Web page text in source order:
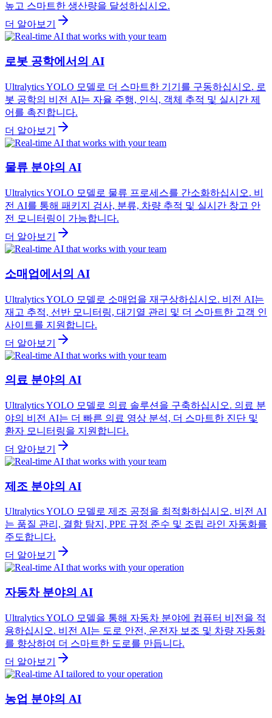
높고 스마트한 생산량을 달성하십시오.
더 알아보기
로봇 공학에서의 AI
Ultralytics YOLO 모델로 더 스마트한 기기를 구동하십시오. 로
봇 공학의 비전 AI는 자율 주행, 인식, 객체 추적 및 실시간 제
어를 촉진합니다.
더 알아보기
물류 분야의 AI
Ultralytics YOLO 모델로 물류 프로세스를 간소화하십시오. 비
전 AI를 통해 패키지 검사, 분류, 차량 추적 및 실시간 창고 안
전 모니터링이 가능합니다.
더 알아보기
소매업에서의 AI
Ultralytics YOLO 모델로 소매업을 재구상하십시오. 비전 AI는
재고 추적, 선반 모니터링, 대기열 관리 및 더 스마트한 고객 인
사이트를 지원합니다.
더 알아보기
의료 분야의 AI
Ultralytics YOLO 모델로 의료 솔루션을 구축하십시오. 의료 분
야의 비전 AI는 더 빠른 의료 영상 분석, 더 스마트한 진단 및
환자 모니터링을 지원합니다.
더 알아보기
제조 분야의 AI
Ultralytics YOLO 모델로 제조 공정을 최적화하십시오. 비전 AI
는 품질 관리, 결함 탐지, PPE 규정 준수 및 조립 라인 자동화를
주도합니다.
더 알아보기
자동차 분야의 AI
Ultralytics YOLO 모델을 통해 자동차 분야에 컴퓨터 비전을 적
용하십시오. 비전 AI는 도로 안전, 운전자 보조 및 차량 자동화
를 향상하여 더 스마트한 도로를 만듭니다.
더 알아보기
농업 분야의 AI